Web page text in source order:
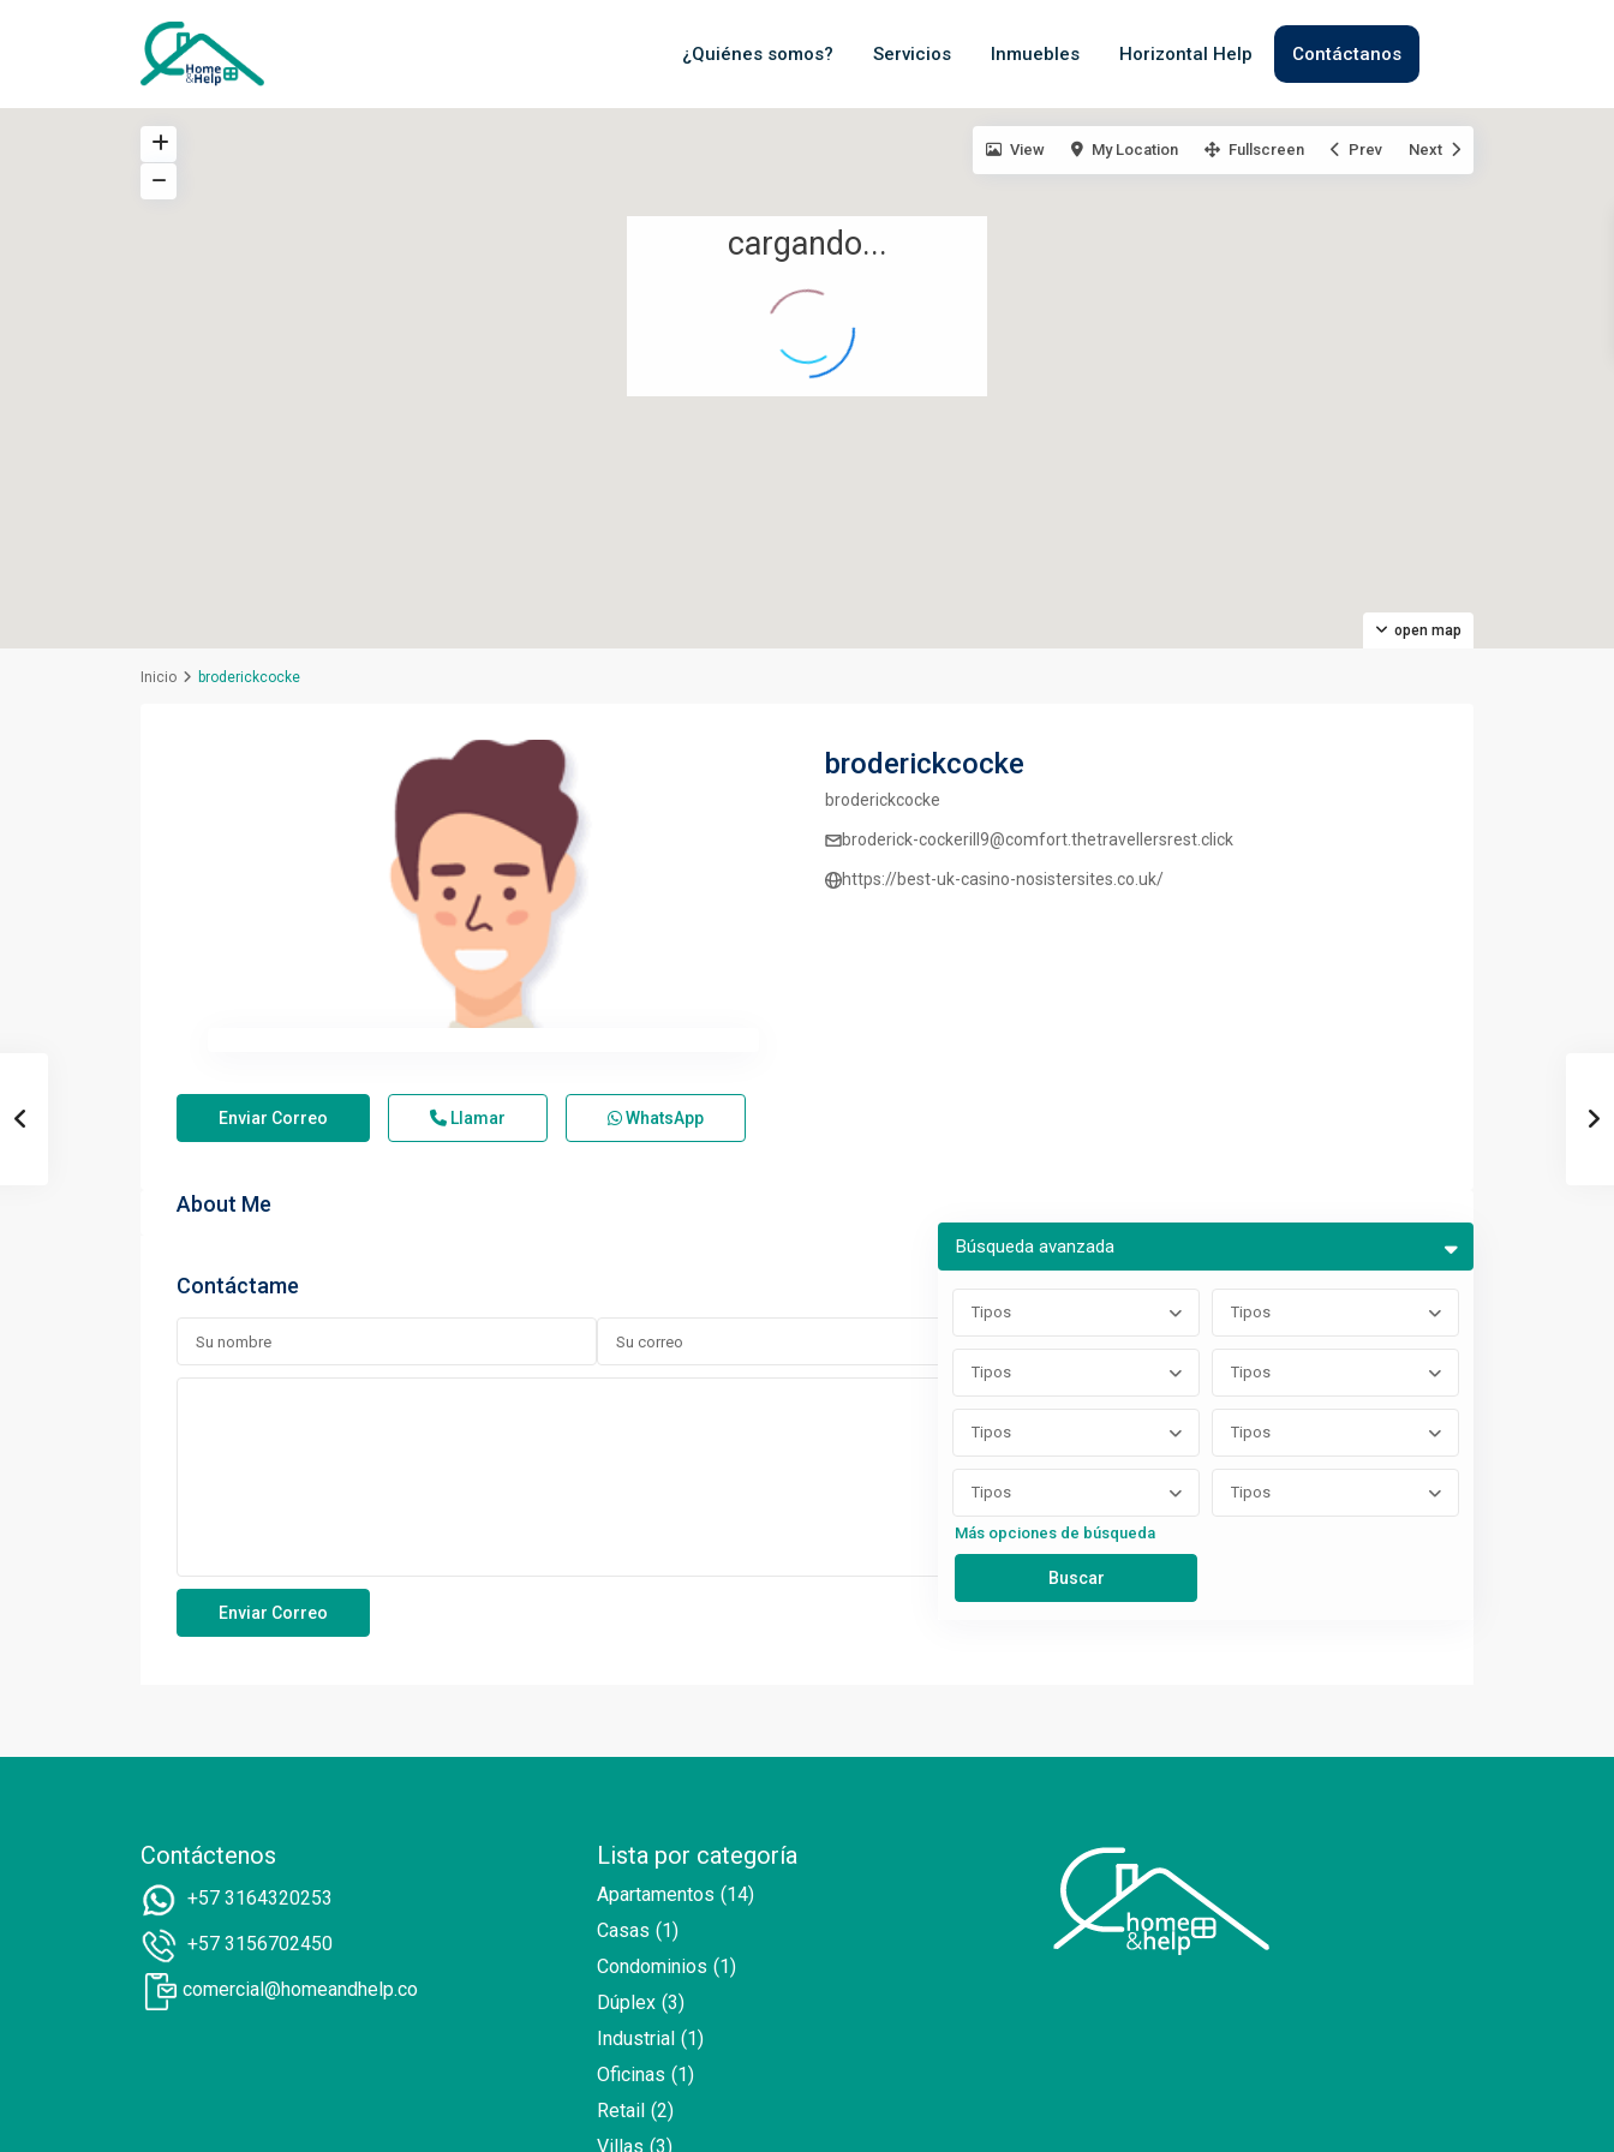
¿Quiénes somos? Servicios Inmuebles Horizontal Help Contáctanos
cargando...
open map
View My Location Fullscreen Prev Next
Búsqueda avanzada
Tipos Tipos
Tipos Tipos
Tipos Tipos
Tipos Tipos
Más opciones de búsqueda
Inicio broderickcocke
broderickcocke
broderickcocke
broderick-cockerill9@comfort.thetravellersrest.click
https://best-uk-casino-nosistersites.co.uk/
Enviar Correo Llamar WhatsApp
About Me
Contáctame
Contáctenos
+57 3164320253
+57 3156702450
comercial@homeandhelp.co
Lista por categoría
Apartamentos (14)
Casas (1)
Condominios (1)
Dúplex (3)
Industrial (1)
Oficinas (1)
Retail (2)
Villas (3)